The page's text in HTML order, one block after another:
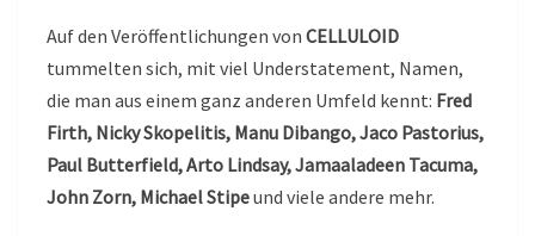
Auf den Veröffentlichungen von CELLULOID
tummelten sich, mit viel Understatement, Namen,
die man aus einem ganz anderen Umfeld kennt: Fred
Firth, Nicky Skopelitis, Manu Dibango, Jaco Pastorius,
Paul Butterfield, Arto Lindsay, Jamaaladeen Tacuma,
John Zorn, Michael Stipeund viele andere mehr.